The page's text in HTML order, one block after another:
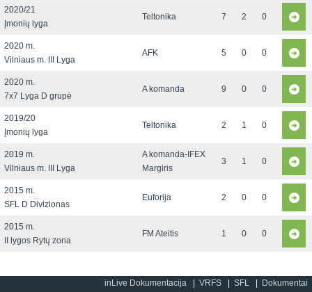
2020/21
Įmonių lyga
Teltonika 7 2 0
2020 m.
Vilniaus m. III Lyga
AFK 5 0 0
2020 m.
7x7 Lyga D grupė
A komanda 9 0 0
2019/20
Įmonių lyga
Teltonika 2 1 0
2019 m.
Vilniaus m. III Lyga
A komanda-IFEX
Margiris
3 1 0
2015 m.
SFL D Divizionas
Euforija 2 0 0
2015 m.
II lygos Rytų zona
FM Ateitis 1 0 0
inLive Dokumentacija VRFS SFL Dokumentai